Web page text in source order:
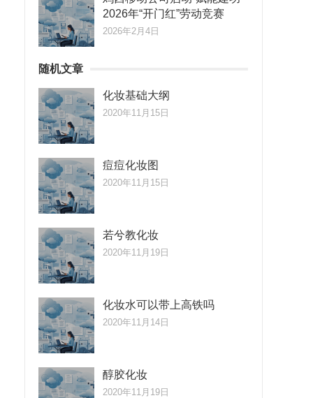
2026年“开门红”劳动竞赛
2026年2月4日
随机文章
化妆基础大纲
2020年11月15日
痘痘化妆图
2020年11月15日
若兮教化妆
2020年11月19日
化妆水可以带上高铁吗
2020年11月14日
醇胶化妆
2020年11月19日